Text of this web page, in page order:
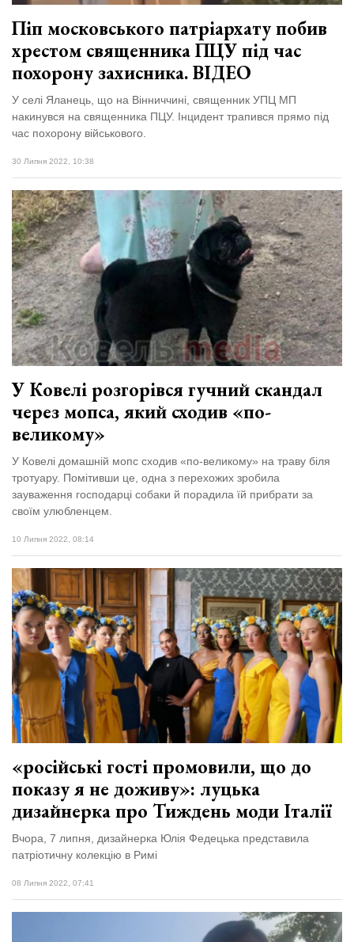
Піп московського патріархату побив
хрестом священника ПЦУ під час
похорону захисника. ВІДЕО
У селі Яланець, що на Вінниччині, священник УПЦ МП
накинувся на священника ПЦУ. Інцидент трапився прямо під
час похорону військового.
30 Липня 2022, 10:38
У Ковелі розгорівся гучний скандал
через мопса, який сходив «по-
великому»
У Ковелі домашній мопс сходив «по-великому» на траву біля
тротуару. Помітивши це, одна з перехожих зробила
зауваження господарці собаки й порадила їй прибрати за
своїм улюбленцем.
10 Липня 2022, 08:14
«російські гості промовили, що до
показу я не доживу»: луцька
дизайнерка про Тиждень моди Італії
Вчора, 7 липня, дизайнерка Юлія Федецька представила
патріотичну колекцію в Римі
08 Липня 2022, 07:41